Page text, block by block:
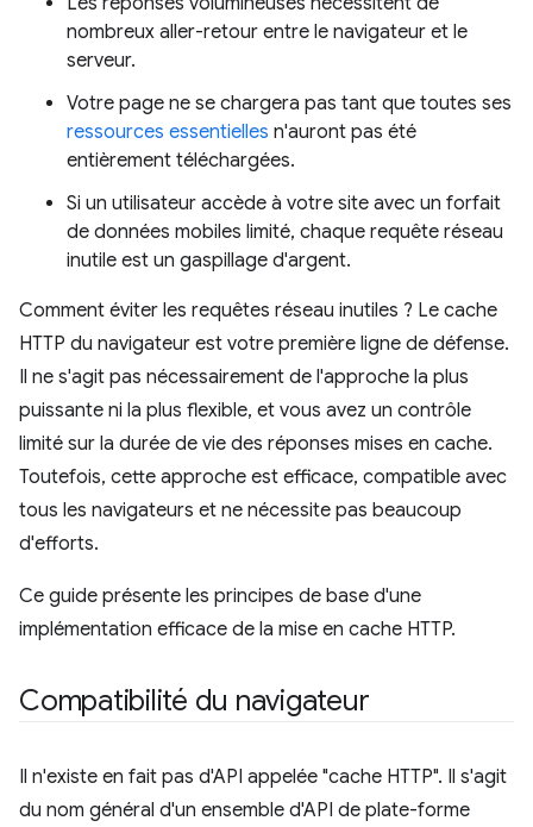
nombreux aller-retour entre le navigateur et le
serveur.
Votre page ne se chargera pas tant que toutes ses
ressources essentielles n'auront pas été
entièrement téléchargées.
Si un utilisateur accède à votre site avec un forfait
de données mobiles limité, chaque requête réseau
inutile est un gaspillage d'argent.
Comment éviter les requêtes réseau inutiles ? Le cache
HTTP du navigateur est votre première ligne de défense.
Il ne s'agit pas nécessairement de l'approche la plus
puissante ni la plus flexible, et vous avez un contrôle
limité sur la durée de vie des réponses mises en cache.
Toutefois, cette approche est efficace, compatible avec
tous les navigateurs et ne nécessite pas beaucoup
d'efforts.
Ce guide présente les principes de base d'une
implémentation efficace de la mise en cache HTTP.
Compatibilité du navigateur
Il n'existe en fait pas d'API appelée "cache HTTP". Il s'agit
du nom général d'un ensemble d'API de plate-forme